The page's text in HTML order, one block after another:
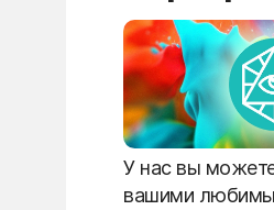
У нас вы
вашими